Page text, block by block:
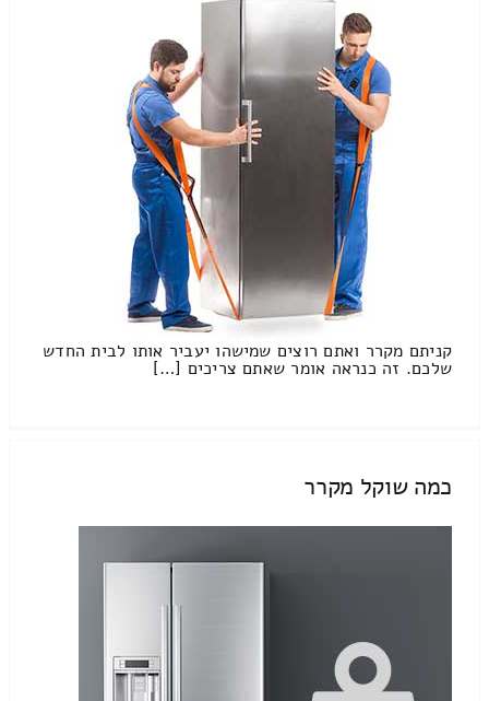
קניתם מקרר ואתם רוצים שמישהו יעביר אותו לבית החדש
שלכם. זה כנראה אומר שאתם צריכים […]
כמה שוקל מקרר